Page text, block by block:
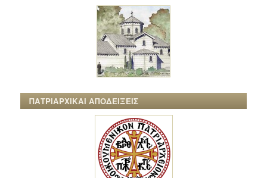
ΠΑΤΡΙΑΡΧΙΚΑΙ ΑΠΟΔΕΙΞΕΙΣ